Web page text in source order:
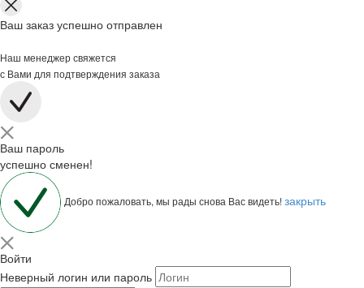
Ваш заказ успешно отправлен
Наш менеджер свяжется
с Вами для подтверждения заказа
Ваш пароль
успешно сменен!
Добро пожаловать, мы рады снова Вас видеть!закрыть
Войти
Неверный логин или пароль